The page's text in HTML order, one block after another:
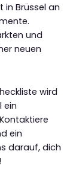
in Brüssel an
und
neuen
wird
ein
ein
darauf, dich